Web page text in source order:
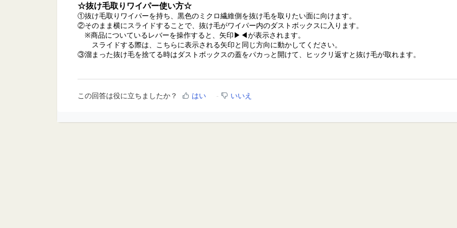
☆抜け毛取りワイパー使い方☆
①抜け毛取りワイパーを持ち、黒色のミクロ繊維側を抜け毛を取りたい面に向けます。
②そのまま横にスライドすることで、抜け毛がワイパー内のダストボックスに入ります。
※商品についているレバーを操作すると、矢印▶◀が表示されます。
スライドする際は、こちらに表示される矢印と同じ方向に動かしてください。
③溜まった抜け毛を捨てる時はダストボックスの蓋をパカっと開けて、ヒックリ返すと抜け毛が取れます。
この回答は役に立ちましたか？ はい いいえ